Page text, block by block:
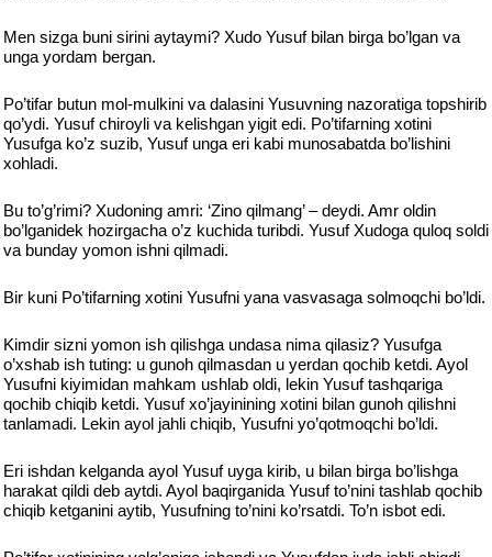
Men sizga buni sirini aytaymi? Xudo Yusuf bilan birga bo’lgan va
unga yordam bergan.
Po’tifar butun mol-mulkini va dalasini Yusuvning nazoratiga topshirib
qo’ydi. Yusuf chiroyli va kelishgan yigit edi. Po’tifarning xotini
Yusufga ko’z suzib, Yusuf unga eri kabi munosabatda bo’lishini
xohladi.
Bu to’g’rimi? Xudoning amri: ‘Zino qilmang’ – deydi. Amr oldin
bo’lganidek hozirgacha o’z kuchida turibdi. Yusuf Xudoga quloq soldi
va bunday yomon ishni qilmadi.
Bir kuni Po’tifarning xotini Yusufni yana vasvasaga solmoqchi bo’ldi.
Kimdir sizni yomon ish qilishga undasa nima qilasiz? Yusufga
o’xshab ish tuting: u gunoh qilmasdan u yerdan qochib ketdi. Ayol
Yusufni kiyimidan mahkam ushlab oldi, lekin Yusuf tashqariga
qochib chiqib ketdi. Yusuf xo’jayinining xotini bilan gunoh qilishni
tanlamadi. Lekin ayol jahli chiqib, Yusufni yo’qotmoqchi bo’ldi.
Eri ishdan kelganda ayol Yusuf uyga kirib, u bilan birga bo’lishga
harakat qildi deb aytdi. Ayol baqirganida Yusuf to’nini tashlab qochib
chiqib ketganini aytib, Yusufning to’nini ko’rsatdi. To’n isbot edi.